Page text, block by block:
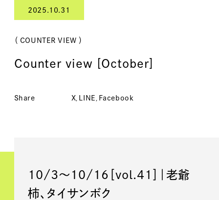
（ COUNTER VIEW ）
Counter view [October]
2025.10.31
Share X LINE Facebook
10/3〜10/16［vol.41］｜老爺
柿、タイサンボク